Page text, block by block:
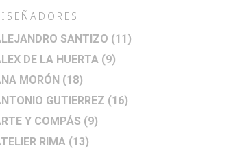
SANTIZO (11)
DE LA HUERTA (9)
MORÓN (18)
GUTIERREZ (16)
Y COMPÁS (9)
RIMA (13)